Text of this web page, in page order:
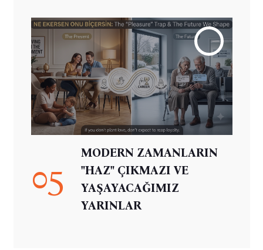
05
MODERN ZAMANLARIN
"HAZ" ÇIKMAZI VE
YAŞAYACAĞIMIZ
YARINLAR